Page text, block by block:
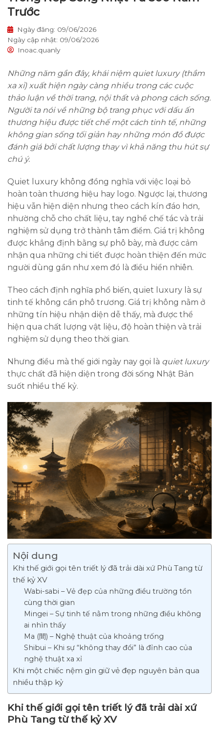
Trước
Ngày đăng: 09/06/2026
Ngày cập nhật: 09/06/2026
Inoac.quanly
Những năm gần đây, khái niệm quiet luxury (thầm
xa xỉ) xuất hiện ngày càng nhiều trong các cuộc
thảo luận về thời trang, nội thất và phong cách sống.
Người ta nói về những bộ trang phục với dấu ấn
thương hiệu được tiết chế một cách tinh tế, những
không gian sống tối giản hay những món đồ được
đánh giá bởi chất lượng thay vì khả năng thu hút sự
chú ý.
Quiet luxury không đồng nghĩa với việc loại bỏ
hoàn toàn thương hiệu hay logo. Ngược lại, thương
hiệu vẫn hiện diện nhưng theo cách kín đáo hơn,
nhường chỗ cho chất liệu, tay nghề chế tác và trải
nghiệm sử dụng trở thành tâm điểm. Giá trị không
được khẳng định bằng sự phô bày, mà được cảm
nhận qua những chi tiết được hoàn thiện đến mức
người dùng gần như xem đó là điều hiển nhiên.
Theo cách định nghĩa phổ biến, quiet luxury là sự
tinh tế không cần phô trương. Giá trị không nằm ở
những tín hiệu nhận diện dễ thấy, mà được thể
hiện qua chất lượng vật liệu, độ hoàn thiện và trải
nghiệm sử dụng theo thời gian.
Nhưng điều mà thế giới ngày nay gọi là quiet luxury
thực chất đã hiện diện trong đời sống Nhật Bản
suốt nhiều thế kỷ.
Nội dung
Khi thế giới gọi tên triết lý đã trải dài xứ Phù Tang từ
thế kỷ XV
Wabi-sabi – Vẻ đẹp của những điều trường tồn
cùng thời gian
Mingei – Sự tinh tế nằm trong những điều không
ai nhìn thấy
Ma (間) – Nghệ thuật của khoảng trống
Shibui – Khi sự “không thay đổi” là đỉnh cao của
nghệ thuật xa xỉ
Khi một chiếc nệm gìn giữ vẻ đẹp nguyên bản qua
nhiều thập kỷ
Khi thế giới gọi tên triết lý đã trải dài xứ
Phù Tang từ thế kỷ XV